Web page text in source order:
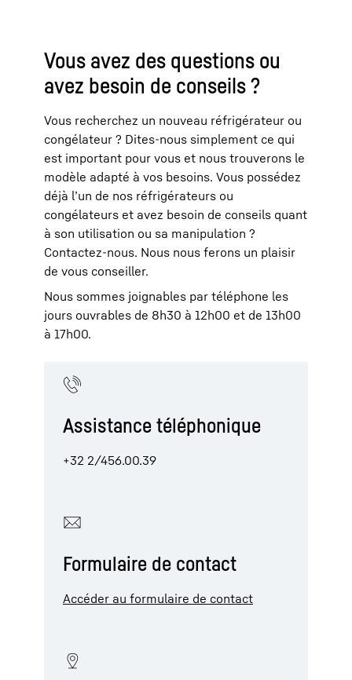
Vous avez des questions ou
avez besoin de conseils ?
Vous recherchez un nouveau réfrigérateur ou
congélateur ? Dites-nous simplement ce qui
est important pour vous et nous trouverons le
modèle adapté à vos besoins. Vous possédez
déjà l’un de nos réfrigérateurs ou
congélateurs et avez besoin de conseils quant
à son utilisation ou sa manipulation ?
Contactez-nous. Nous nous ferons un plaisir
de vous conseiller.
Nous sommes joignables par téléphone les
jours ouvrables de 8h30 à 12h00 et de 13h00
à 17h00.
Assistance téléphonique
+32 2/456.00.39
Formulaire de contact
Accéder au formulaire de contact